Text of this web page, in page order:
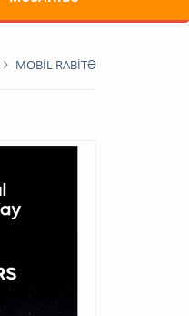
MOBİL RABİTƏ